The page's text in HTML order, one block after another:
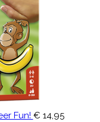
Fun! € 14,95